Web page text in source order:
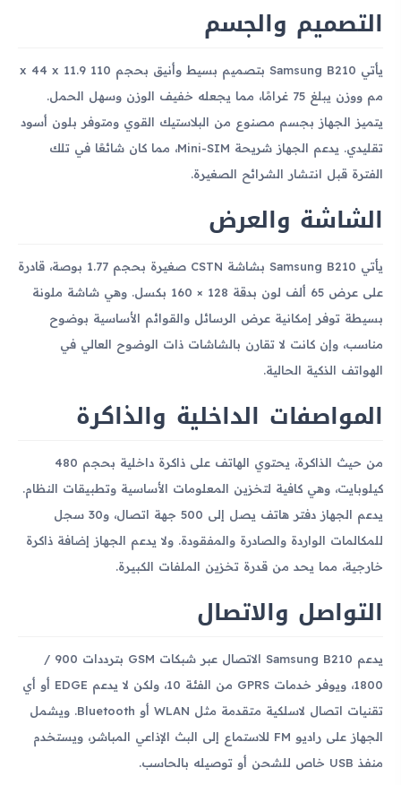
التصميم والجسم
يأتي Samsung B210 بتصميم بسيط وأنيق بحجم 110 x 44 x 11.9
مم ووزن يبلغ 75 غرامًا، مما يجعله خفيف الوزن وسهل الحمل.
يتميز الجهاز بجسم مصنوع من البلاستيك القوي ومتوفر بلون أسود
تقليدي. يدعم الجهاز شريحة Mini-SIM، مما كان شائعًا في تلك
الفترة قبل انتشار الشرائح الصغيرة.
الشاشة والعرض
يأتي Samsung B210 بشاشة CSTN صغيرة بحجم 1.77 بوصة، قادرة
على عرض 65 ألف لون بدقة 128 × 160 بكسل. وهي شاشة ملونة
بسيطة توفر إمكانية عرض الرسائل والقوائم الأساسية بوضوح
مناسب، وإن كانت لا تقارن بالشاشات ذات الوضوح العالي في
الهواتف الذكية الحالية.
المواصفات الداخلية والذاكرة
من حيث الذاكرة، يحتوي الهاتف على ذاكرة داخلية بحجم 480
كيلوبايت، وهي كافية لتخزين المعلومات الأساسية وتطبيقات النظام.
يدعم الجهاز دفتر هاتف يصل إلى 500 جهة اتصال، و30 سجل
للمكالمات الواردة والصادرة والمفقودة. ولا يدعم الجهاز إضافة ذاكرة
خارجية، مما يحد من قدرة تخزين الملفات الكبيرة.
التواصل والاتصال
يدعم Samsung B210 الاتصال عبر شبكات GSM بترددات 900 /
1800، ويوفر خدمات GPRS من الفئة 10، ولكن لا يدعم EDGE أو أي
تقنيات اتصال لاسلكية متقدمة مثل WLAN أو Bluetooth. ويشمل
الجهاز على راديو FM للاستماع إلى البث الإذاعي المباشر، ويستخدم
منفذ USB خاص للشحن أو توصيله بالحاسب.